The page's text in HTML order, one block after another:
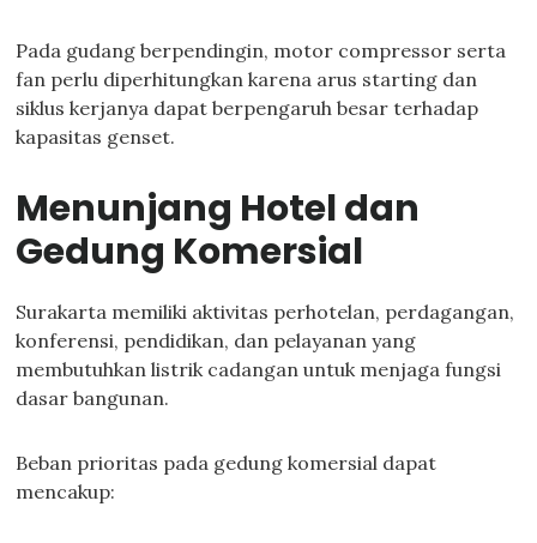
Pada gudang berpendingin, motor compressor serta
fan perlu diperhitungkan karena arus starting dan
siklus kerjanya dapat berpengaruh besar terhadap
kapasitas genset.
Menunjang Hotel dan
Gedung Komersial
Surakarta memiliki aktivitas perhotelan, perdagangan,
konferensi, pendidikan, dan pelayanan yang
membutuhkan listrik cadangan untuk menjaga fungsi
dasar bangunan.
Beban prioritas pada gedung komersial dapat
mencakup: